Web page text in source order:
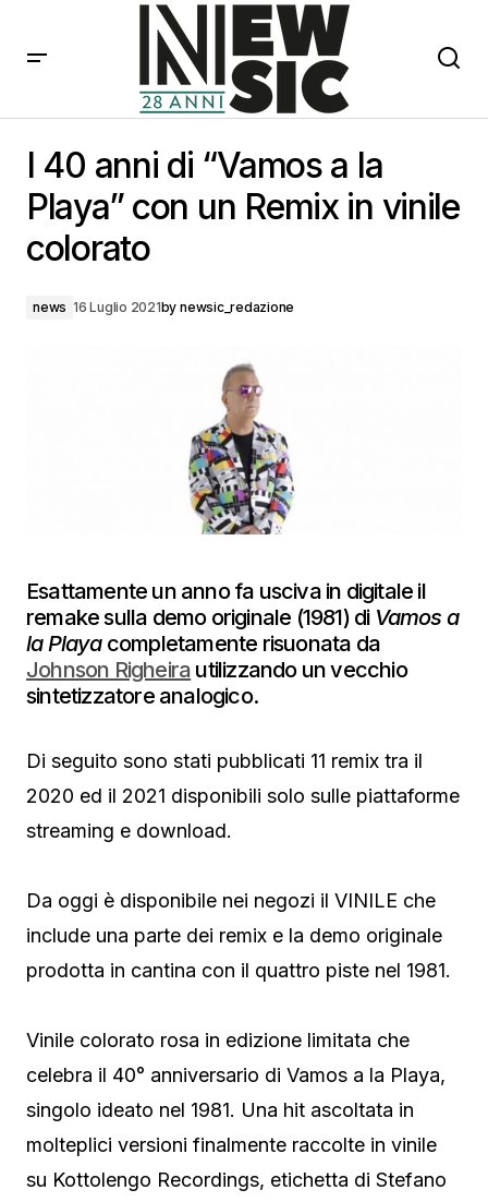
colorato
I 40 anni di “Vamos a la
Playa” con un Remix in vinile
colorato
news 16 Luglio 2021by newsic_redazione
Esattamente un anno fa usciva in digitale il
remake sulla demo originale (1981) di Vamos a
la Playa completamente risuonata da
Johnson Righeira utilizzando un vecchio
sintetizzatore analogico.
Di seguito sono stati pubblicati 11 remix tra il
2020 ed il 2021 disponibili solo sulle piattaforme
streaming e download.
Da oggi è disponibile nei negozi il VINILE che
include una parte dei remix e la demo originale
prodotta in cantina con il quattro piste nel 1981.
Vinile colorato rosa in edizione limitata che
celebra il 40° anniversario di Vamos a la Playa,
singolo ideato nel 1981. Una hit ascoltata in
molteplici versioni finalmente raccolte in vinile
su Kottolengo Recordings, etichetta di Stefano